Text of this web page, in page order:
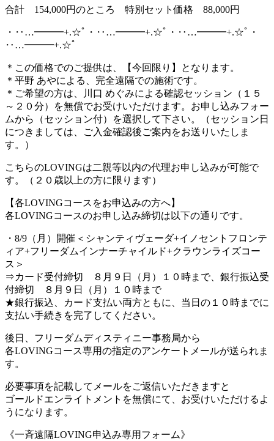
合計 154,000円のところ 特別セット価格 88,000円
・‥…━━━+.☆ﾟ・‥…━━━+.☆ﾟ・‥…━━━+.☆ﾟ・
‥…━━━+.☆ﾟ
＊この価格でのご提供は、【今回限り】となります。
＊平野 あやによる、完全遠隔での施術です。
＊ご希望の方は、川口 めぐみによる確認セッション（１５
～２０分）を無償でお受けいただけます。お申し込みフォー
ムから（セッション付）を選択して下さい。（セッション日
につきましては、ご入金確認後ご案内をお送りいたしま
す。）
こちらのLOVINGは二親等以内の代理お申し込みが可能で
す。（２０歳以上の方に限ります）
【各LOVINGコースをお申込みの方へ】
各LOVINGコースのお申し込み締切は以下の通りです。
・8/9（月）開催＜シャンティヴェーダ+イノセントフロンテ
ィア+フリーダムインナーチャイルド+クラウンライズコー
ス＞
⇒カード受付締切 ８月９日（月）１０時まで、銀行振込受
付締切 ８月９日（月）１０時まで
★銀行振込、カード支払い両方ともに、当日の１０時までに
支払い手続きを完了してください。
後日、フリーダムディスティニー事務局から
各LOVINGコース専用の指定のアンケートメールが送られま
す。
必要事項を記載してメールをご返信いただきますと
ゴールドエンライトメントを無償にて、お受けいただけるよ
うになります。
《一斉遠隔LOVING申込み専用フォーム》